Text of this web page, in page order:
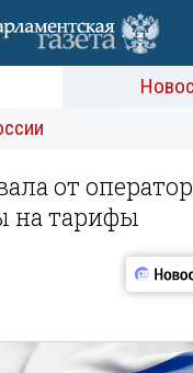
от
на тарифы